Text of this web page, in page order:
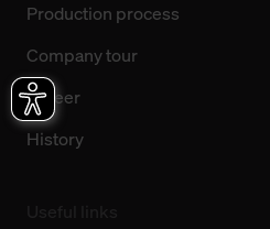
Production process
Company tour
Career
History